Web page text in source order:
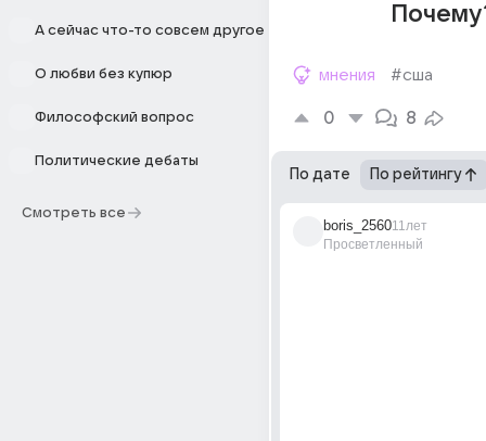
А сейчас что-то совсем другое
О любви без купюр
Философский вопрос
Политические дебаты
Смотреть все
мнения #сша
0 8
По дате По рейтингу
boris_2560
Просветленный
11лет